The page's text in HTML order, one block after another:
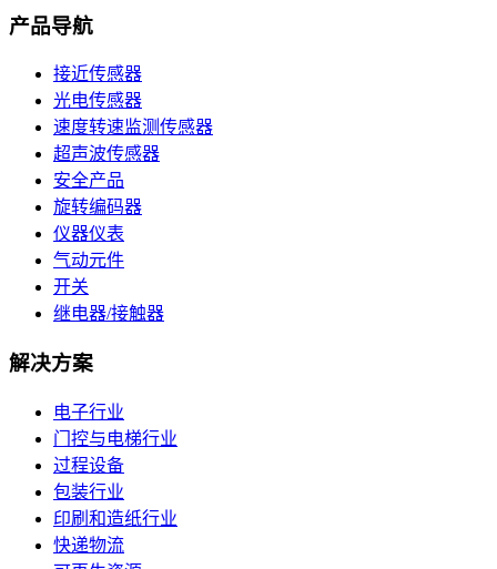
产品导航
接近传感器
光电传感器
速度转速监测传感器
超声波传感器
安全产品
旋转编码器
仪器仪表
气动元件
开关
继电器/接触器
解决方案
电子行业
门控与电梯行业
过程设备
包装行业
印刷和造纸行业
快递物流